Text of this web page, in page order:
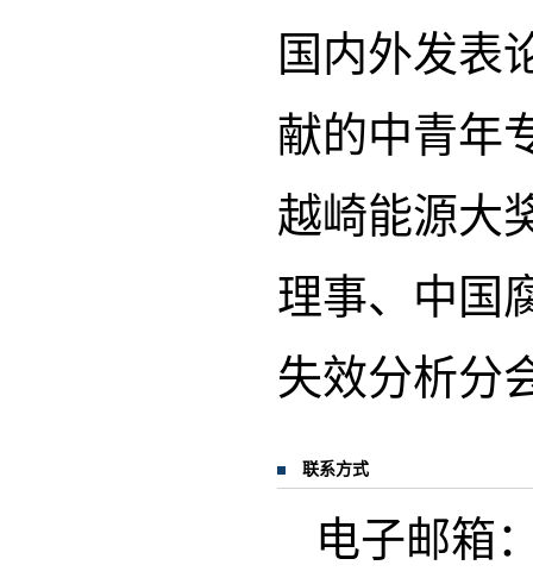
国内外发表
献的中青年
越崎能源
理事、中国
失效分析分
联系方式
电子邮箱